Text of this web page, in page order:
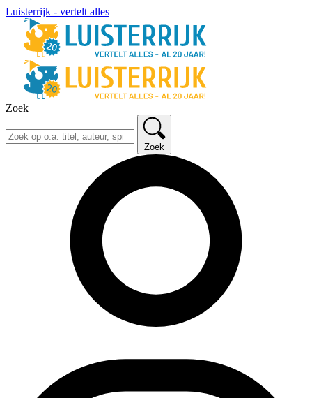
Luisterrijk - vertelt alles
Zoek
Zoek